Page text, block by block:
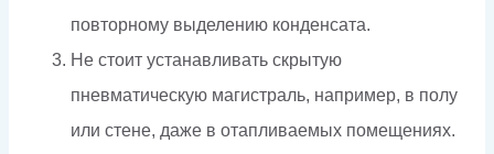
повторному выделению конденсата.
Не стоит устанавливать скрытую
пневматическую магистраль, например, в полу
или стене, даже в отапливаемых помещениях.